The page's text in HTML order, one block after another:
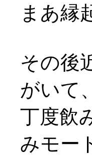
まあ縁
その後
がいて、
丁度飲
みモー